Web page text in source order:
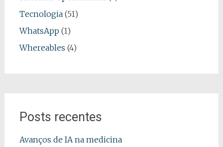
Tecnologia(51)
WhatsApp (1)
Whereables (4)
Posts recentes
Avanços de IA na medicina